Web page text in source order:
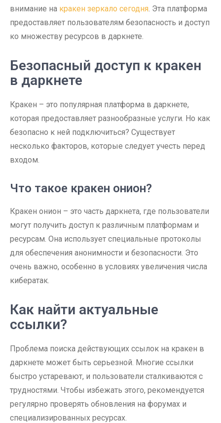
внимание на кракен зеркало сегодня. Эта платформа
предоставляет пользователям безопасность и доступ
ко множеству ресурсов в даркнете.
Безопасный доступ к кракен
в даркнете
Кракен – это популярная платформа в даркнете,
которая предоставляет разнообразные услуги. Но как
безопасно к ней подключиться? Существует
несколько факторов, которые следует учесть перед
входом.
Что такое кракен онион?
Кракен онион – это часть даркнета, где пользователи
могут получить доступ к различным платформам и
ресурсам. Она использует специальные протоколы
для обеспечения анонимности и безопасности. Это
очень важно, особенно в условиях увеличения числа
кибератак.
Как найти актуальные
ссылки?
Проблема поиска действующих ссылок на кракен в
даркнете может быть серьезной. Многие ссылки
быстро устаревают, и пользователи сталкиваются с
трудностями. Чтобы избежать этого, рекомендуется
регулярно проверять обновления на форумах и
специализированных ресурсах.